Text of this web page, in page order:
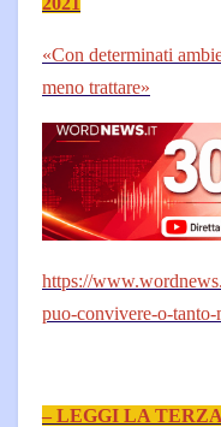
«Con determinati
meno trattare»
https://
puo-convivere-o-tanto-
– LEGGI LA TERZA